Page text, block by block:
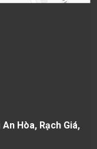
Hòa, Rạch Giá,